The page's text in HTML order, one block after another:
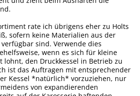
rate ich übrigens eher zu Holts
sofern keine Materialien aus der
sind. Verwende dies
wenn es sich für kleine
lohnt, den Druckkessel in Betrieb zu
ist das Auftragen mit entsprechender
Kessel *natürlich* vorzuziehen, nur
von expandierenden